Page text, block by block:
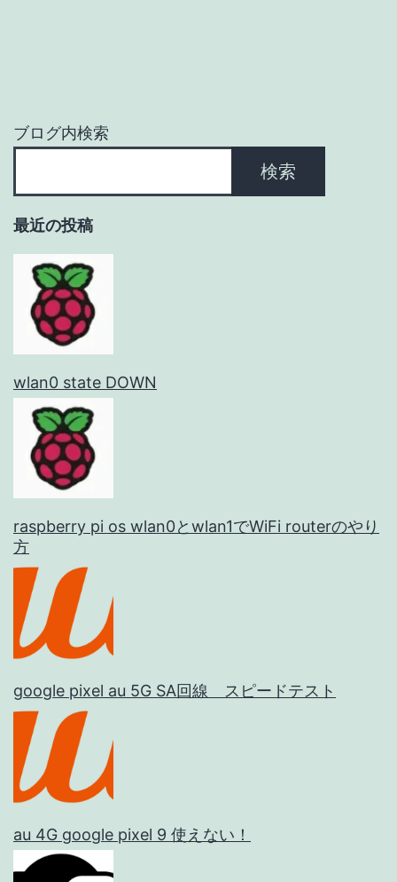
ン
ブログ内検索
検索
最近の投稿
wlan0 state DOWN
raspberry pi os wlan0とwlan1でWiFi routerのやり
方
google pixel au 5G SA回線 スピードテスト
au 4G google pixel 9 使えない！